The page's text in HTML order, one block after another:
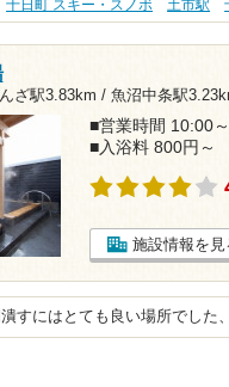
十日町 スキー・スノボ 土市駅
ざ駅3.83km / 魚沼中条駅
■営業時間 10:00
■入浴料 800円～
施設情報を見
すにはとても良い場所でした